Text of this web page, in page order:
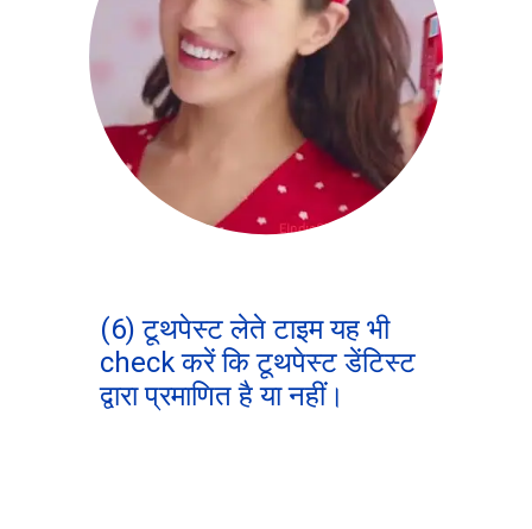
(6) टूथपेस्ट लेते टाइम यह भी
check करें कि टूथपेस्ट डेंटिस्ट
द्वारा प्रमाणित है या नहीं।